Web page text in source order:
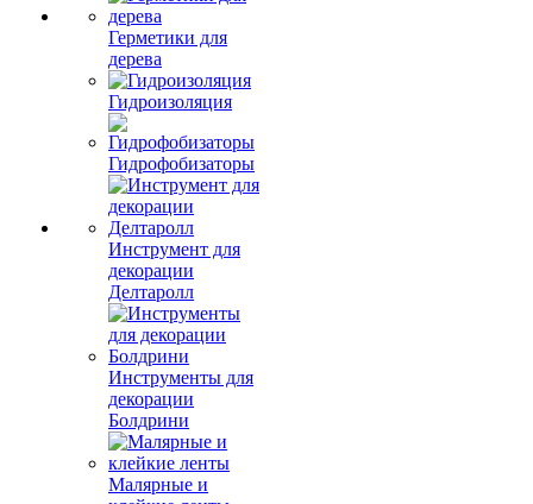
Герметики для
дерева
Гидроизоляция
Гидрофобизаторы
Инструмент для
декорации
Делтаролл
Инструменты для
декорации
Болдрини
Малярные и